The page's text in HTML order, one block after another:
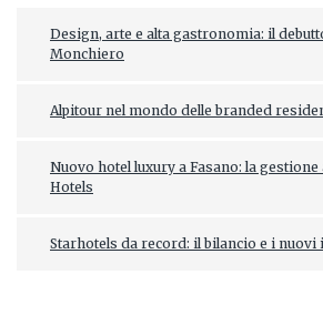
Design, arte e alta gastronomia: il
Monchiero
Alpitour nel mondo delle branded
Nuovo hotel luxury a Fasano: la gestione
Hotels
Starhotels da record: il bilancio e i